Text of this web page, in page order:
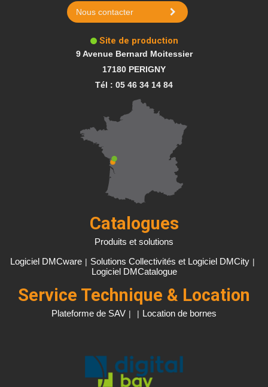
Nous contacter
Site de production
9 Avenue Bernard Moitessier
17180 PERIGNY
Tél : 05 46 34 14 84
Catalogues
Produits et solutions
Logiciel DMCware | Solutions Collectivités et Logiciel DMCity |
Logiciel DMCatalogue
Service Technique & Location
Plateforme de SAV | | Location de bornes